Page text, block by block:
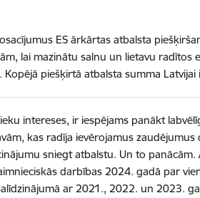
ES ārkārtas atbalsta
lai mazinātu salnu un lietavu radītos
piešķirtā atbalsta summa
intereses, ir iespējams panākt
kas radīja ievērojamus
sniegt atbalstu. Un to
darbības 2024. gadā par
ar 2021., 2022. un 2023.